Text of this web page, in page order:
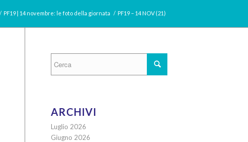
/ PF19 | 14 novembre: le foto della giornata / PF19 – 14 NOV (21)
ARCHIVI
Luglio 2026
Giugno 2026